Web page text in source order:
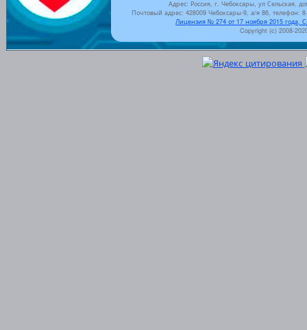
Адрес: Россия, г. Чебоксары, ул Сельская,
Почтовый адрес: 428009 Чебоксары-9, а/я 86, телефон:
Лицензия № 274 от 17 ноября 2015 года,
Copyright (c) 2008-